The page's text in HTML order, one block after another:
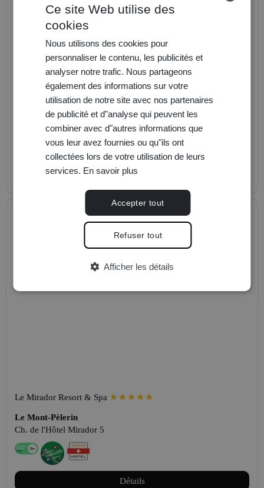
Hôtel des Trois Couronnes & Destination Spa
Rue d'Italie 49
424,80 CHF
Détails
Le Mirador Resort & Spa
Le Mont-Pèlerin
Ch. de l'Hôtel Mirador 5
Détails
Ce site Web utilise des
cookies
Nous utilisons des cookies pour
personnaliser le contenu, les publicités et
analyser notre trafic. Nous partageons
également des informations sur votre
utilisation de notre site avec nos partenaires
de publicité et d"analyse qui peuvent les
combiner avec d"autres informations que
vous leur avez fournies ou qu"ils ont
collectées lors de votre utilisation de leurs
services. En savoir plus
Accepter tout
Refuser tout
Afficher les détails